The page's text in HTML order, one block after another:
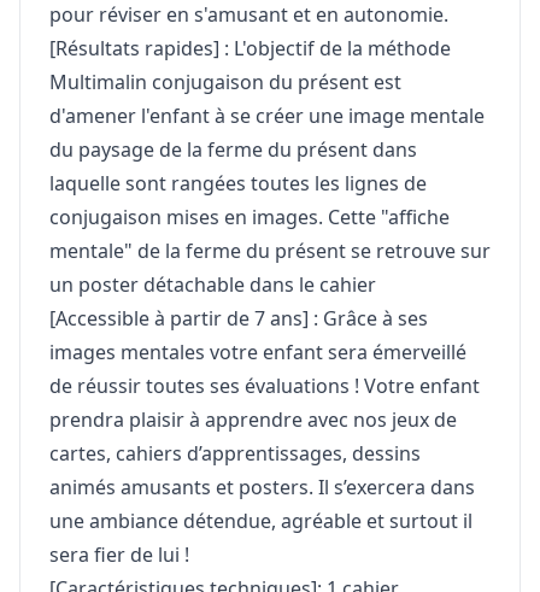
pour réviser en s'amusant et en autonomie.
[Résultats rapides] : L'objectif de la méthode
Multimalin conjugaison du présent est
d'amener l'enfant à se créer une image mentale
du paysage de la ferme du présent dans
laquelle sont rangées toutes les lignes de
conjugaison mises en images. Cette "affiche
mentale" de la ferme du présent se retrouve sur
un poster détachable dans le cahier
[Accessible à partir de 7 ans] : Grâce à ses
images mentales votre enfant sera émerveillé
de réussir toutes ses évaluations ! Votre enfant
prendra plaisir à apprendre avec nos jeux de
cartes, cahiers d’apprentissages, dessins
animés amusants et posters. Il s’exercera dans
une ambiance détendue, agréable et surtout il
sera fier de lui !